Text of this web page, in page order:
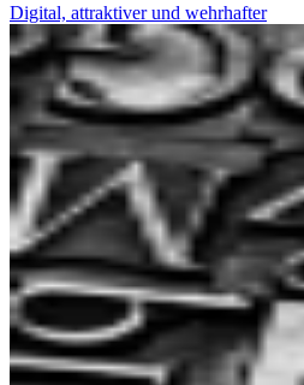
Digital, attraktiver und wehrhafter